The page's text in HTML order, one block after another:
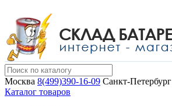
Москва 8(499)390-16-09 Санкт-Петербург
Каталог товаров